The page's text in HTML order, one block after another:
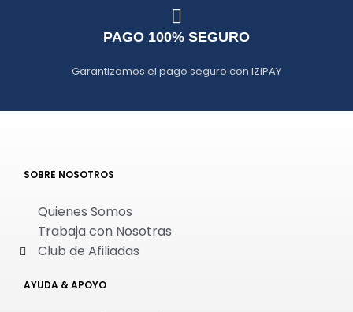
PAGO 100% SEGURO
Garantizamos el pago seguro con IZIPAY
SOBRE NOSOTROS
Quienes Somos
Trabaja con Nosotras
Club de Afiliadas
AYUDA & APOYO